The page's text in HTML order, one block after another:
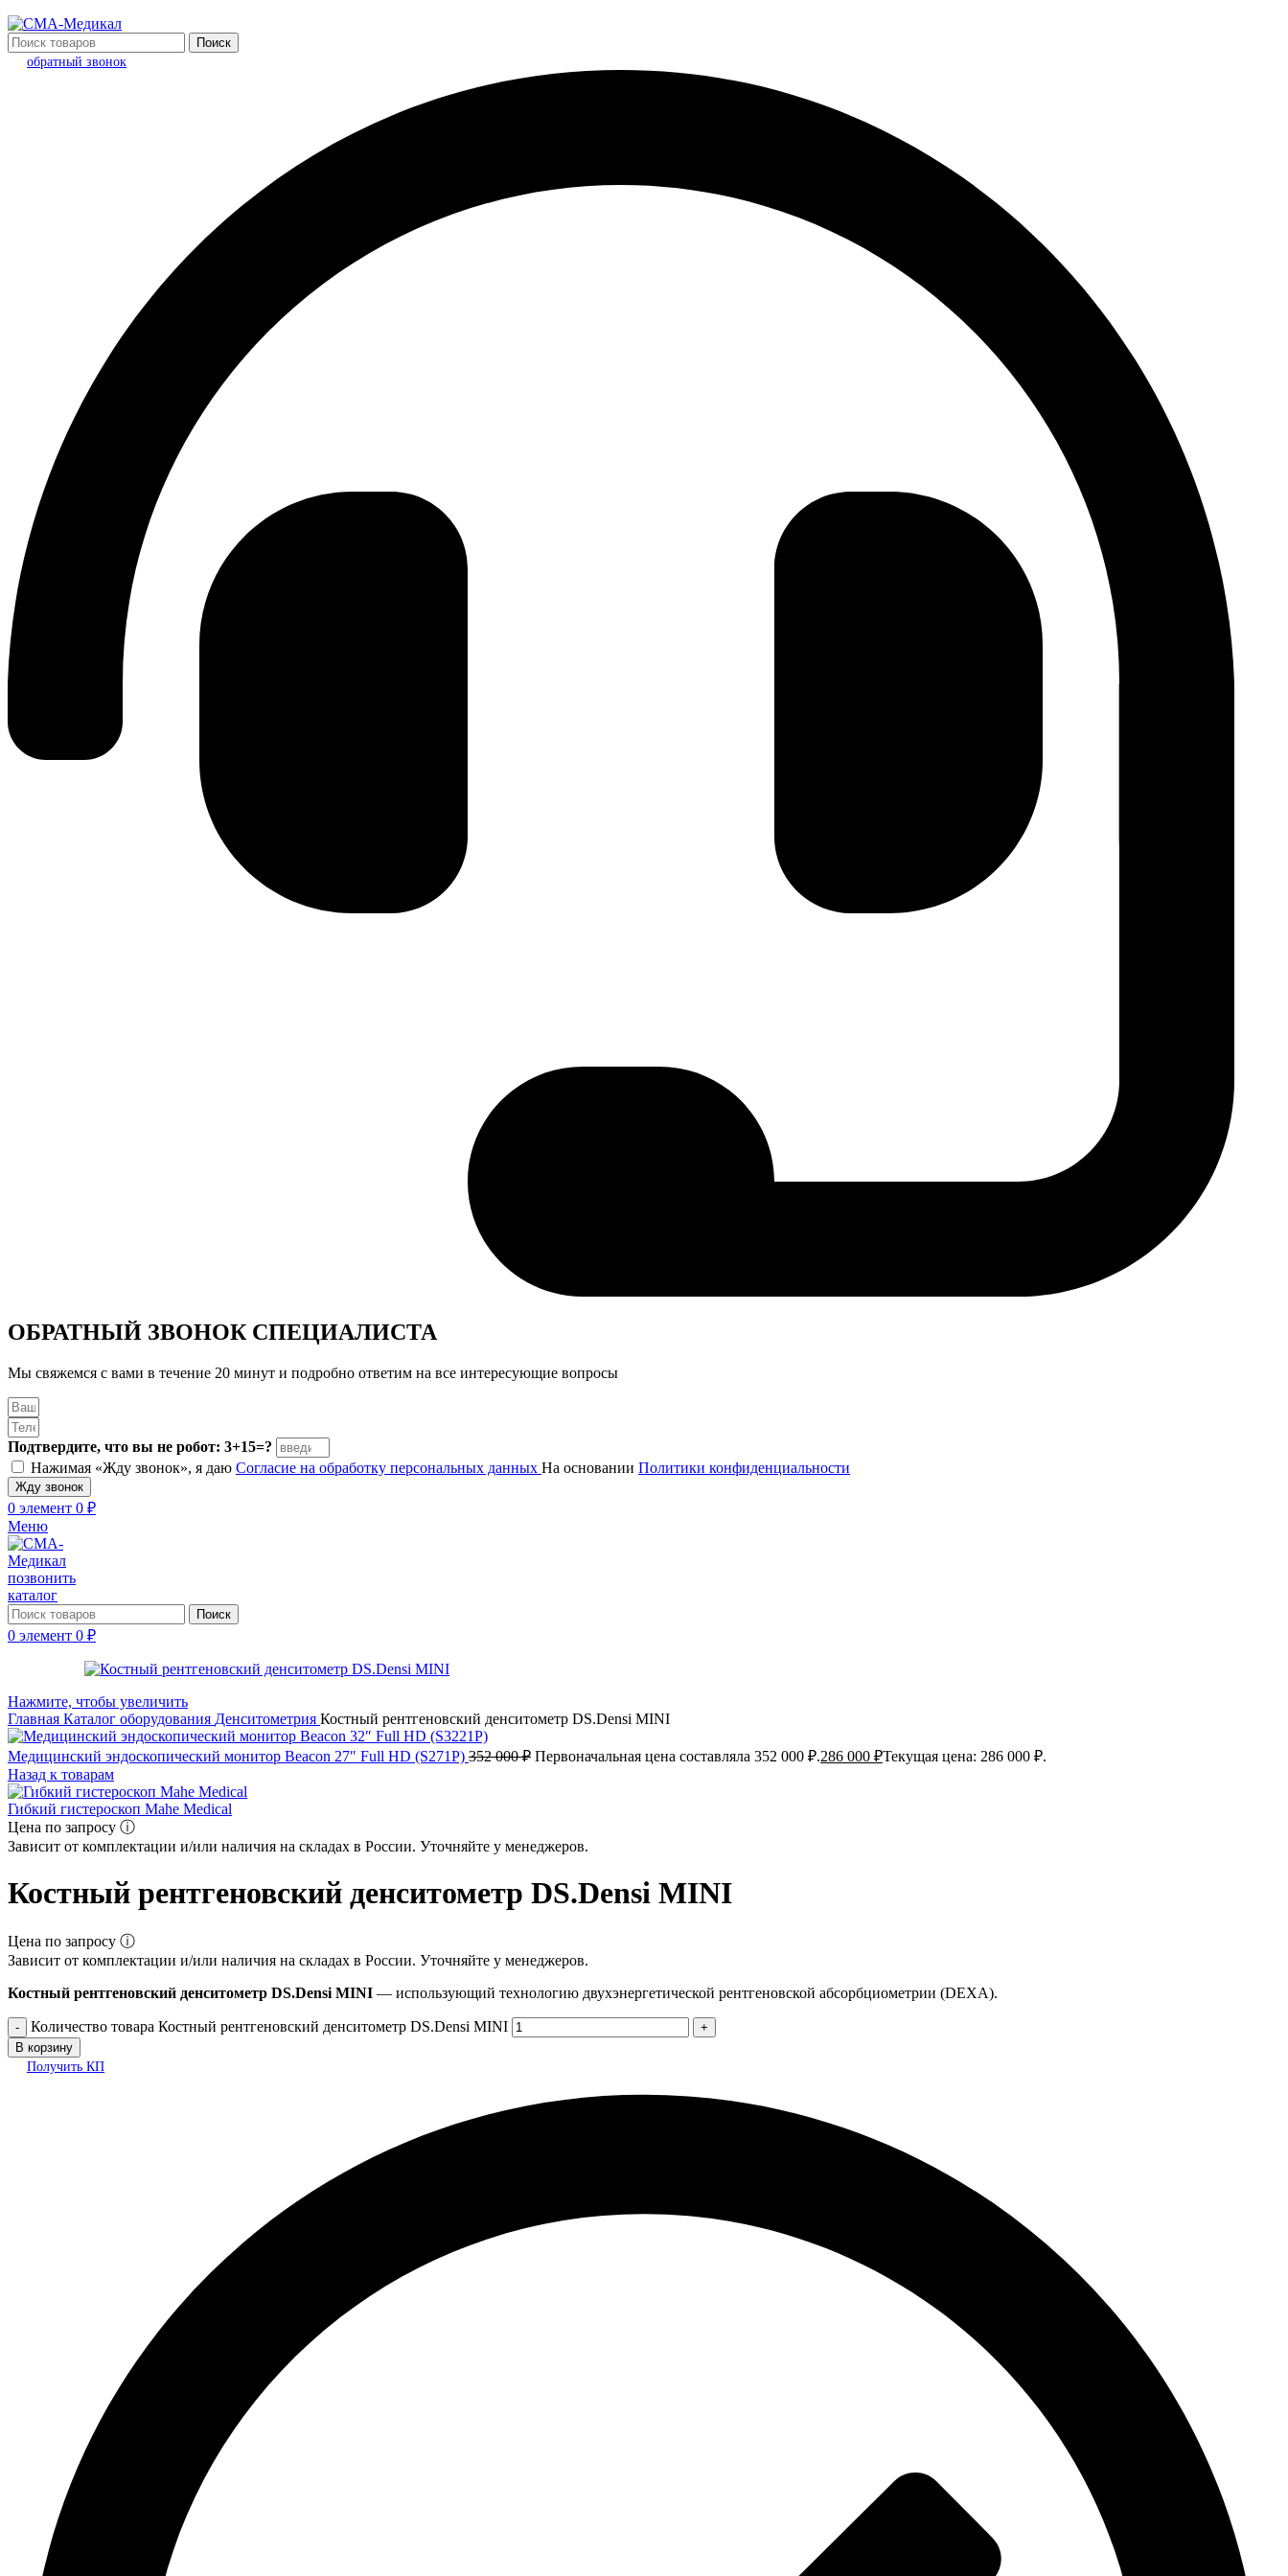
Поиск
обратный звонок
ОБРАТНЫЙ ЗВОНОК СПЕЦИАЛИСТА
Мы свяжемся с вами в течение 20 минут и подробно ответим на все интересующие вопросы
Подтвердите, что вы не робот: 3+15=?
Нажимая «Жду звонок», я даю Согласие на обработку персональных данных На основании Политики конфиденциальности
Жду звонок
0 элемент 0 ₽
Меню
позвонить
каталог
Поиск
0 элемент 0 ₽
Нажмите, чтобы увеличить
Главная Каталог оборудования Денситометрия Костный рентгеновский денситометр DS.Densi MINI
Медицинский эндоскопический монитор Beacon 27″ Full HD (S271P) 352 000₽ Первоначальная цена составляла 352 000 ₽.286 000 ₽Текущая цена: 286 000 ₽.
Назад к товарам
Гибкий гистероскоп Mahe Medical
Цена по запросу ⓘ
Зависит от комплектации и/или наличия на складах в России. Уточняйте у менеджеров.
Костный рентгеновский денситометр DS.Densi MINI
Цена по запросу ⓘ
Зависит от комплектации и/или наличия на складах в России. Уточняйте у менеджеров.
Костный рентгеновский денситометр DS.Densi MINI — использующий технологию двухэнергетической рентгеновской абсорбциометрии (DEXA).
Количество товара Костный рентгеновский денситометр DS.Densi MINI
В корзину
Получить КП